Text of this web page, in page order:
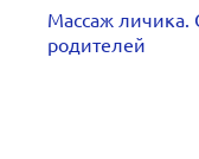
Массаж личика.
родителей